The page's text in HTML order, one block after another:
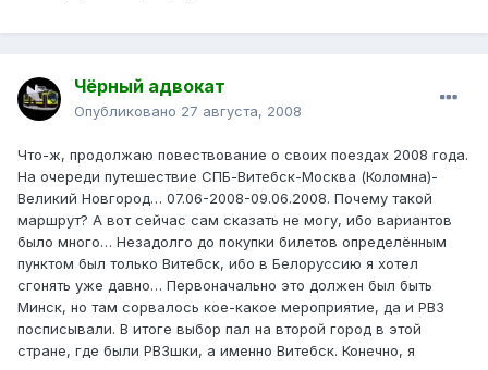
Чёрный адвокат
Опубликовано 27 августа, 2008
Что-ж, продолжаю повествование о своих поездах 2008 года.
На очереди путешествие СПБ-Витебск-Москва (Коломна)-
Великий Новгород… 07.06-2008-09.06.2008. Почему такой
маршрут? А вот сейчас сам сказать не могу, ибо вариантов
было много… Незадолго до покупки билетов определённым
пунктом был только Витебск, ибо в Белоруссию я хотел
сгонять уже давно… Первоначально это должен был быть
Минск, но там сорвалось кое-какое мероприятие, да и РВЗ
посписывали. В итоге выбор пал на второй город в этой
стране, где были РВЗшки, а именно Витебск. Конечно, я